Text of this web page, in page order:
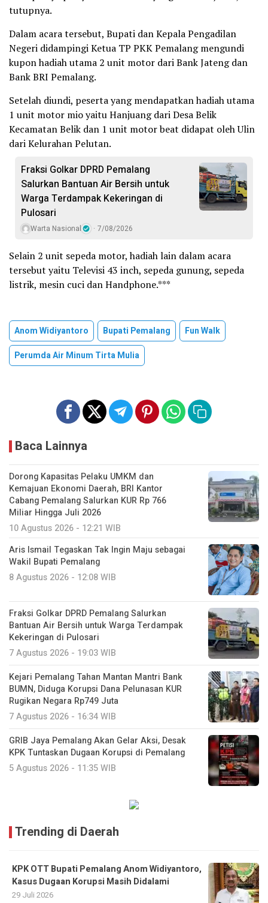
tutupnya.
Dalam acara tersebut, Bupati dan Kepala Pengadilan
Negeri didampingi Ketua TP PKK Pemalang mengundi
kupon hadiah utama 2 unit motor dari Bank Jateng dan
Bank BRI Pemalang.
Setelah diundi, peserta yang mendapatkan hadiah utama
1 unit motor mio yaitu Hanjuang dari Desa Belik
Kecamatan Belik dan 1 unit motor beat didapat oleh Ulin
dari Kelurahan Pelutan.
Fraksi Golkar DPRD Pemalang
Salurkan Bantuan Air Bersih untuk
Warga Terdampak Kekeringan di
Pulosari
Warta Nasional 7/08/2026
Selain 2 unit sepeda motor, hadiah lain dalam acara
tersebut yaitu Televisi 43 inch, sepeda gunung, sepeda
listrik, mesin cuci dan Handphone.***
Anom Widiyantoro Bupati Pemalang
Fun Walk
Perumda Air Minum Tirta Mulia
Baca Lainnya
Dorong Kapasitas Pelaku UMKM dan
Kemajuan Ekonomi Daerah, BRI Kantor
Cabang Pemalang Salurkan KUR Rp 766
Miliar Hingga Juli 2026
10 Agustus 2026 - 12:21 WIB
Aris Ismail Tegaskan Tak Ingin Maju sebagai
Wakil Bupati Pemalang
8 Agustus 2026 - 12:08 WIB
Fraksi Golkar DPRD Pemalang Salurkan
Bantuan Air Bersih untuk Warga Terdampak
Kekeringan di Pulosari
7 Agustus 2026 - 19:03 WIB
Kejari Pemalang Tahan Mantan Mantri Bank
BUMN, Diduga Korupsi Dana Pelunasan KUR
Rugikan Negara Rp749 Juta
7 Agustus 2026 - 16:34 WIB
GRIB Jaya Pemalang Akan Gelar Aksi, Desak
KPK Tuntaskan Dugaan Korupsi di Pemalang
5 Agustus 2026 - 11:35 WIB
Trending di Daerah
KPK OTT Bupati Pemalang Anom Widiyantoro,
Kasus Dugaan Korupsi Masih Didalami
29 Juli 2026